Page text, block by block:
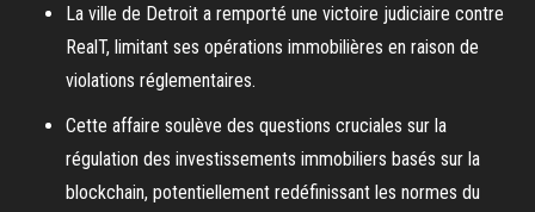
La ville de Detroit a remporté une victoire judiciaire contre
RealT, limitant ses opérations immobilières en raison de
violations réglementaires.
Cette affaire soulève des questions cruciales sur la
régulation des investissements immobiliers basés sur la
blockchain, potentiellement redéfinissant les normes du